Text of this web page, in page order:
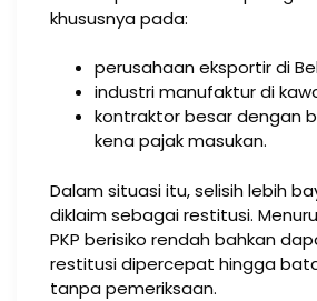
khususnya pada:
perusahaan eksportir di
industri manufaktur di
kontraktor besar dengan
kena pajak masukan.
Dalam situasi itu, selisih lebih
diklaim sebagai restitusi.
PKP berisiko rendah bahkan
restitusi dipercepat hingga
tanpa pemeriksaan.